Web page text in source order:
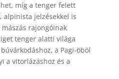
míg a tenger felett
alpinista jelzésekkel is
rajongóinak
tenger alatti világa
a Pagi-öböl
a vitorlázáshoz és a